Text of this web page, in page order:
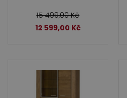
15 499,00Kč
12 599,00 Kč